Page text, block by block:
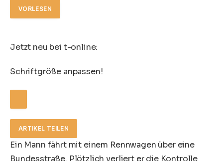
VORLESEN
Jetzt neu bei t-online:
Schriftgröße anpassen!
ARTIKEL TEILEN
Ein Mann fährt mit einem Rennwagen über eine
Bundesstraße. Plötzlich verliert er die Kontrolle